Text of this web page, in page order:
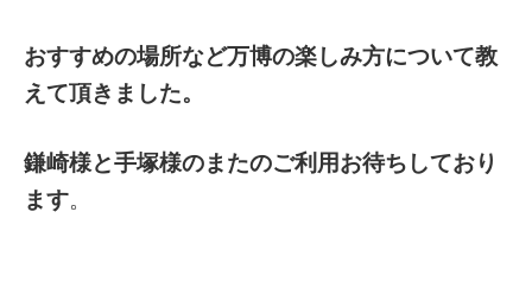
おすすめの場所など万博の楽しみ方について教
えて頂きました。
鎌崎様と手塚様のまたのご利用お待ちしており
ます。